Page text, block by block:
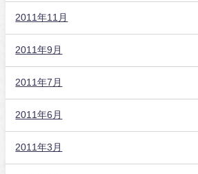
2011年11月
2011年9月
2011年7月
2011年6月
2011年3月